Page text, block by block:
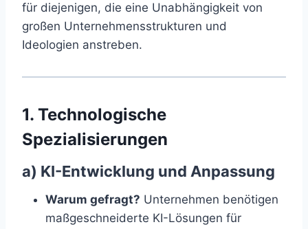
für diejenigen, die eine Unabhängigkeit von
großen Unternehmensstrukturen und
Ideologien anstreben.
1. Technologische
Spezialisierungen
a) KI-Entwicklung und Anpassung
Warum gefragt? Unternehmen benötigen
maßgeschneiderte KI-Lösungen für